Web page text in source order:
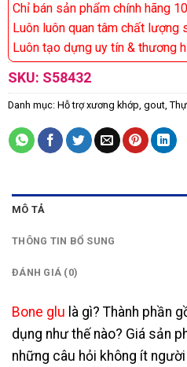
Chỉ bán sản phẩm chính hãng
Luôn luôn quan tâm chất lượng
Luôn tạo dựng uy tín & thương
SKU: S58432
Danh mục: Hỗ trợ xương khớp, gout,
MÔ TẢ
THÔNG TIN BỔ SUNG
ĐÁNH GIÁ (0)
Bone glu là gì? Thành phần
dụng như thế nào? Giá sản
những câu hỏi không ít